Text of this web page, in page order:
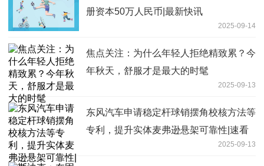
册资本50万人民币|最新快讯
2025-09-14
焦点关注：为什么年轻人拒绝精致累？今
年秋天，舒服才是最大的时髦
2025-09-13
东风汽车申请稳定杆球销摆角校核方法等
专利，提升实体麦弗逊悬架可靠性|速看
2025-09-13